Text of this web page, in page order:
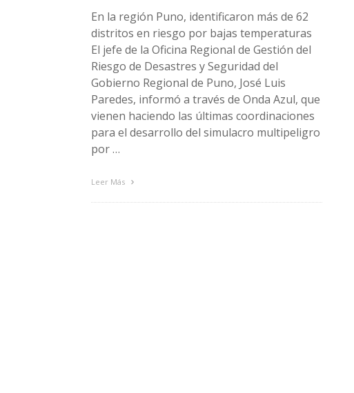
En la región Puno, identificaron más de 62
distritos en riesgo por bajas temperaturas
El jefe de la Oficina Regional de Gestión del
Riesgo de Desastres y Seguridad del
Gobierno Regional de Puno, José Luis
Paredes, informó a través de Onda Azul, que
vienen haciendo las últimas coordinaciones
para el desarrollo del simulacro multipeligro
por …
Leer Más